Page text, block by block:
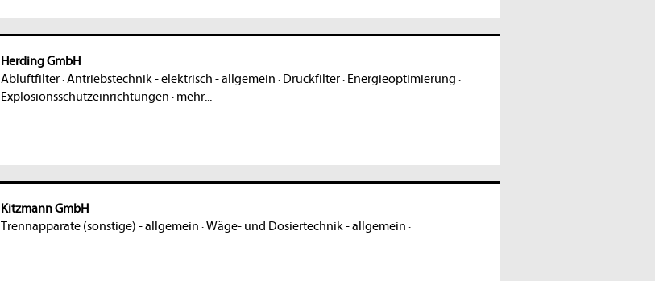
Herding GmbH
Abluftfilter·Antriebstechnik - elektrisch - allgemein · Druckfilter· Energieoptimierung ·
Explosionsschutzeinrichtungen · mehr...
Kitzmann GmbH
Trennapparate (sonstige) - allgemein ·Wäge- und Dosiertechnik - allgemein ·